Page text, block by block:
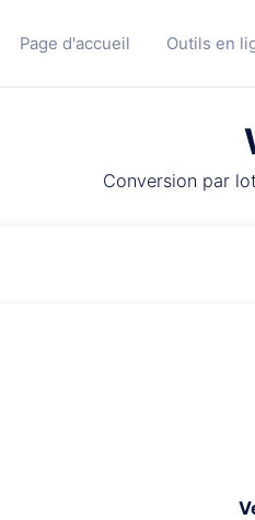
Page d'accueil Outils en
Conversion par